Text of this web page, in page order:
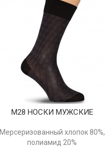
М28 НОСКИ МУЖСКИЕ
Мерсеризованный хлопок 80%,
полиамид 20%